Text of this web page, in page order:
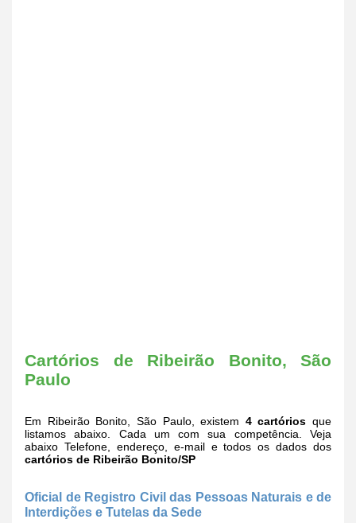
Cartórios de Ribeirão Bonito, São
Paulo
Em Ribeirão Bonito, São Paulo, existem 4 cartórios que
listamos abaixo. Cada um com sua competência. Veja
abaixo Telefone, endereço, e-mail e todos os dados dos
cartórios de Ribeirão Bonito/SP
Oficial de Registro Civil das Pessoas Naturais e de
Interdições e Tutelas da Sede